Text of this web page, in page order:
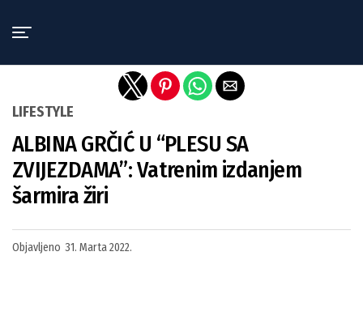
LIFESTYLE
ALBINA GRČIĆ U “PLESU SA
ZVIJEZDAMA”: Vatrenim izdanjem
šarmira žiri
Objavljeno 31. Marta 2022.